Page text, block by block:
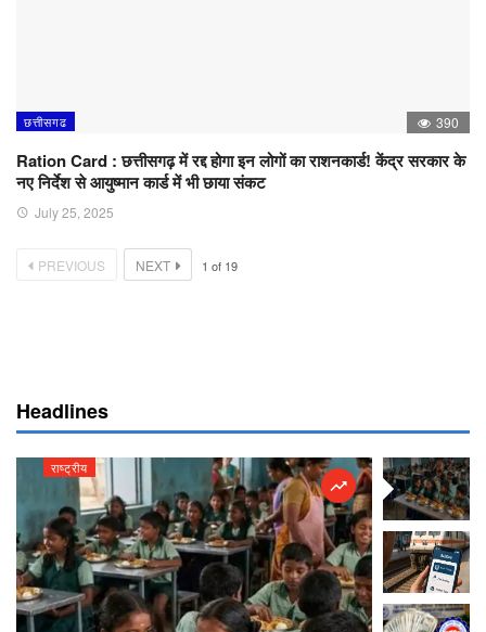
छत्तीसगढ 390
Ration Card : छत्तीसगढ़ में रद्द होगा इन लोगों का राशनकार्ड! केंद्र सरकार के
नए निर्देश से आयुष्मान कार्ड में भी छाया संकट
July 25, 2025
PREVIOUS NEXT 1 of 19
Headlines
राष्ट्रीय राष्ट्रीय